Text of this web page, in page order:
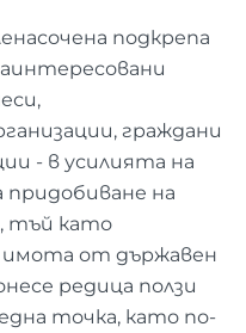
подкрепа
граждани
- в усилията на
на
тъй като
от държавен
редица ползи
точка, като по-